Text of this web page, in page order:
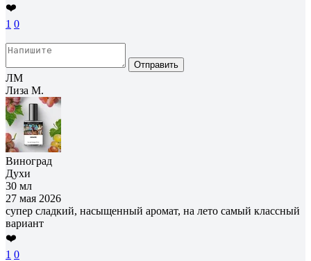
❤️
1 0
Отправить
ЛМ
Лиза М.
Виноград
Духи
30 мл
27 мая 2026
супер сладкий, насыщенный аромат, на лето самый классный
вариант
❤️
1 0